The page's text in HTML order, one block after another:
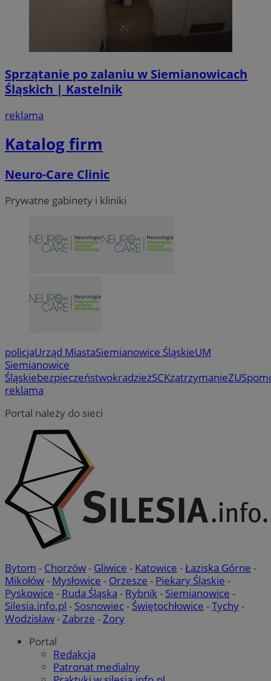
Sprzątanie po zalaniu w Siemianowicach
Śląskich | Kastelnik
reklama
Katalog firm
Neuro-Care Clinic
Prywatne gabinety i kliniki
policjaUrząd MiastaSiemianowice ŚląskieUM
Siemianowice
ŚląskiebezpieczeństwokradzieżSCKzatrzymanieZUS
reklama
Portal należy do sieci
Bytom - Chorzów- Gliwice - Katowice -Łaziska Górne -
Mikołów- Mysłowice - Orzesze - Piekary Śląskie -
Pyskowice - Ruda Śląska - Rybnik- Siemianowice -
Silesia.info.pl - Sosnowiec- Świętochłowice -Tychy-
Wodzisław-Zabrze -Żory
Portal
Redakcja
Patronat medialny